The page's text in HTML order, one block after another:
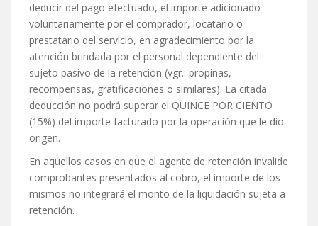
deducir del pago efectuado, el importe adicionado
voluntariamente por el comprador, locatario o
prestatario del servicio, en agradecimiento por la
atención brindada por el personal dependiente del
sujeto pasivo de la retención (vgr.: propinas,
recompensas, gratificaciones o similares). La citada
deducción no podrá superar el QUINCE POR CIENTO
(15%) del importe facturado por la operación que le dio
origen.
En aquellos casos en que el agente de retención invalide
comprobantes presentados al cobro, el importe de los
mismos no integrará el monto de la liquidación sujeta a
retención.